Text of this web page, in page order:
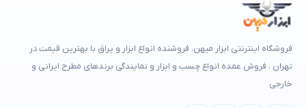
فروشگاه اینترنتی ابزار میهن، فروشنده انواع ابزار و یراق با بهترین قیمت در
تهران ، فروش عمده انواع چسب و ابزار و نمایندگی برندهای مطرح ایرانی و
خارجی